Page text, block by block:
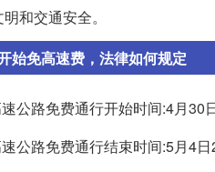
和交通安全。
始免高速费，法律如何规定
公路免费通行开始时间:4月30
公路免费通行结束时间:5月4日